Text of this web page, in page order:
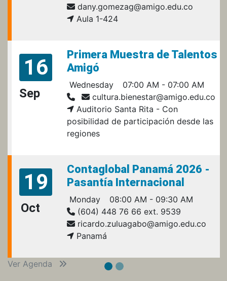
dany.gomezag@amigo.edu.co
Aula 1-424
16
Sep
Primera Muestra de Talentos
Amigó
Wednesday
07:00 AM - 07:00 AM
cultura.bienestar@amigo.edu.co
Auditorio Santa Rita - Con
posibilidad de participación desde las
regiones
19
Oct
Contaglobal Panamá 2026 -
Pasantía Internacional
Monday
08:00 AM - 09:30 AM
(604) 448 76 66 ext. 9539
ricardo.zuluagabo@amigo.edu.co
Panamá
Ver Agenda